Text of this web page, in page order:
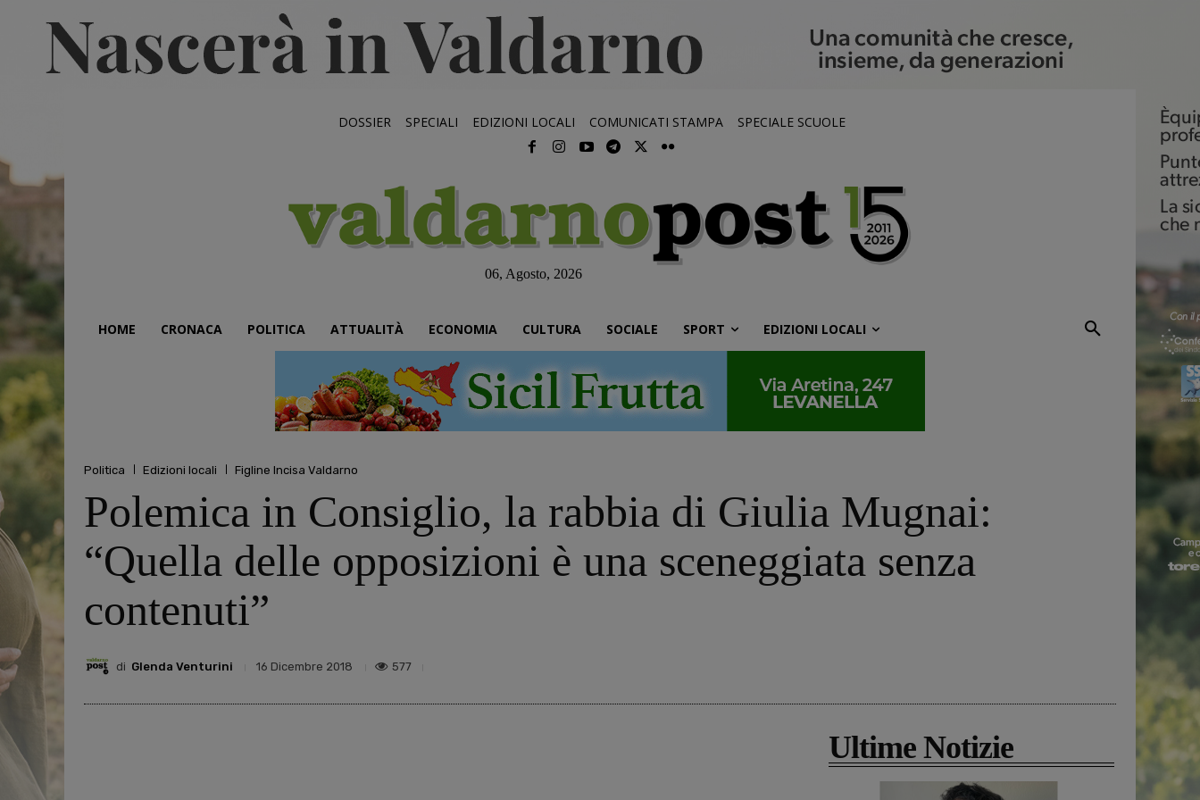
DOSSIER SPECIALI EDIZIONI LOCALI COMUNICATI STAMPA SPECIALE SCUOLE
06, Agosto, 2026
HOME CRONACA POLITICA ATTUALITÀ ECONOMIA CULTURA SOCIALE SPORT EDIZIONI LOCALI
Politica Edizioni locali Figline Incisa Valdarno
Polemica in Consiglio, la rabbia di Giulia Mugnai:
“Quella delle opposizioni è una sceneggiata senza
contenuti”
di Glenda Venturini 16 Dicembre 2018 577
Ultime Notizie